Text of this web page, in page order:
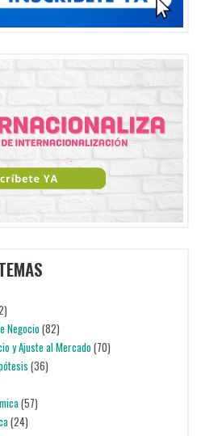
Negocio(82)
y Ajuste al Mercado(70)
(36)
(57)
(24)